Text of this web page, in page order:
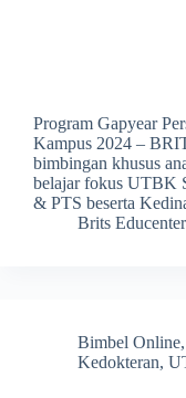
Program Gapyear
Kampus 2024 –
bimbingan khusus
belajar fokus UTBK
& PTS beserta
Brits Educenter
Bimbel Online,
Kedokteran,